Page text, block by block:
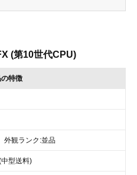
(第10世代CPU)
特徴
外観ランク:並品
型送料)